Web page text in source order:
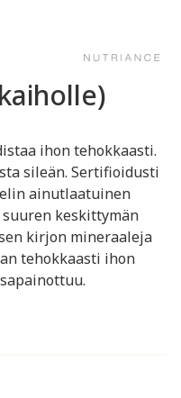
ihon tehokkaasti.
sileän. Sertifioidusti
ainutlaatuinen
keskittymän
kirjon mineraaleja
tehokkaasti ihon